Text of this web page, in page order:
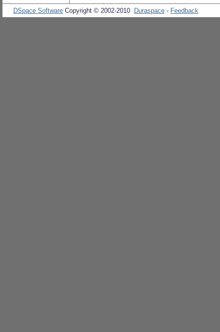
DSpace Software Copyright © 2002-2010 Duraspace - Feedback